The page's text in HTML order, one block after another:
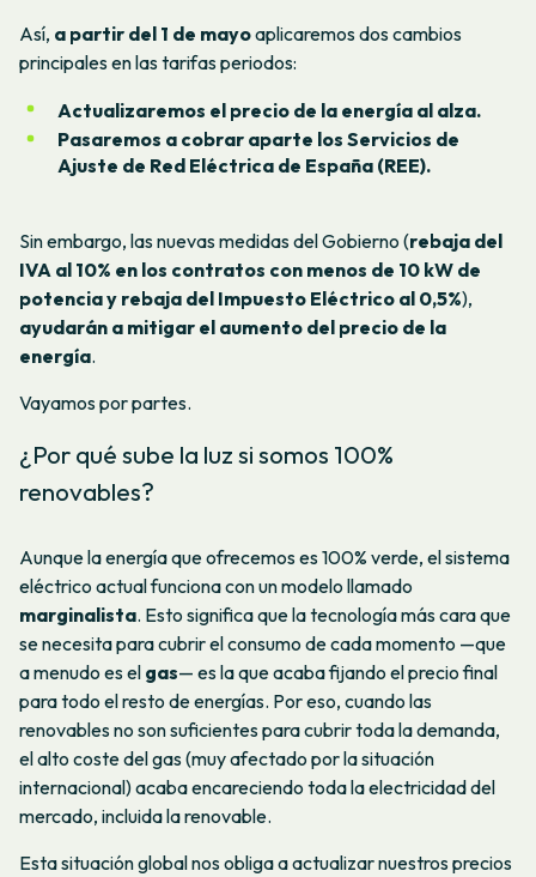
Así, a partir del 1 de mayoaplicaremos dos cambios
principales en las tarifas periodos:
Actualizaremos el precio de la energía al alza.
Pasaremos a cobrar aparte los Servicios de
Ajuste de Red Eléctrica de España (REE).
Sin embargo, las nuevas medidas del Gobierno (rebaja del
IVA al 10% en los contratos con menos de 10 kW de
potencia y rebaja del Impuesto Eléctrico al 0,5%),
ayudarán a mitigar el aumento del precio de la
energía.
Vayamos por partes.
¿Por qué sube la luz si somos 100%
renovables?
Aunque la energía que ofrecemos es 100% verde, el sistema
eléctrico actual funciona con un modelo llamado
marginalista. Esto significa que la tecnología más cara que
se necesita para cubrir el consumo de cada momento —que
a menudo es el gas— es la que acaba fijando el precio final
para todo el resto de energías. Por eso, cuando las
renovables no son suficientes para cubrir toda la demanda,
el alto coste del gas (muy afectado por la situación
internacional) acaba encareciendo toda la electricidad del
mercado, incluida la renovable.
Esta situación global nos obliga a actualizar nuestros precios